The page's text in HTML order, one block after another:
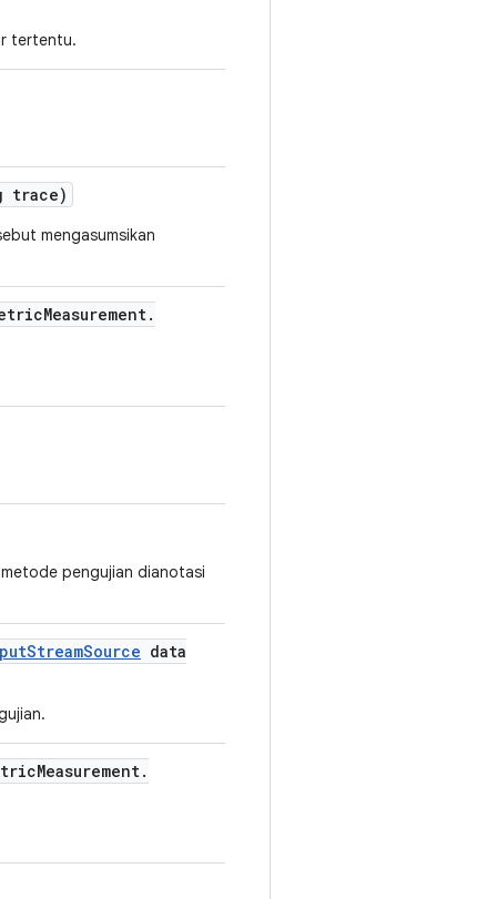
tertentu.
trace)
mengasumsikan
Measurement.
pengujian dianotasi
StreamSource data
Measurement.